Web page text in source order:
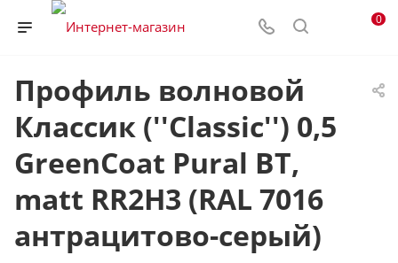
0
Профиль волновой
Классик (''Classic'') 0,5
GreenCoat Pural BT,
matt RR2H3 (RAL 7016
антрацитово-серый)